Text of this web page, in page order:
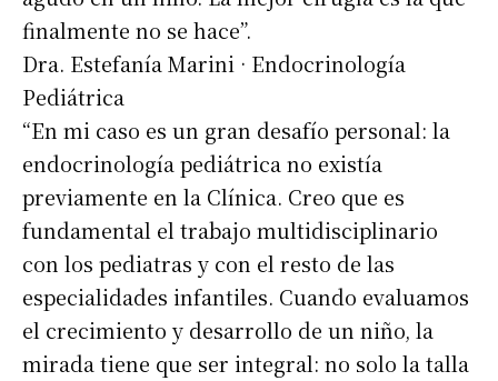
finalmente no se hace”.
Dra. Estefanía Marini · Endocrinología
Pediátrica
“En mi caso es un gran desafío personal: la
endocrinología pediátrica no existía
previamente en la Clínica. Creo que es
fundamental el trabajo multidisciplinario
con los pediatras y con el resto de las
especialidades infantiles. Cuando evaluamos
el crecimiento y desarrollo de un niño, la
mirada tiene que ser integral: no solo la talla